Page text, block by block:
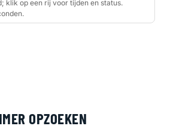
klik op een rij voor tijden en status.
OPZOEKEN